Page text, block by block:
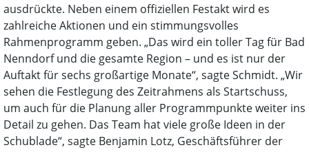
ausdrückte. Neben einem offiziellen Festakt wird es
zahlreiche Aktionen und ein stimmungsvolles
Rahmenprogramm geben. „Das wird ein toller Tag für Bad
Nenndorf und die gesamte Region – und es ist nur der
Auftakt für sechs großartige Monate“, sagte Schmidt. „Wir
sehen die Festlegung des Zeitrahmens als Startschuss,
um auch für die Planung aller Programmpunkte weiter ins
Detail zu gehen. Das Team hat viele große Ideen in der
Schublade“, sagte Benjamin Lotz, Geschäftsführer der